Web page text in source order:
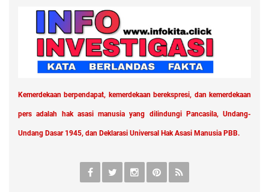
Kemerdekaan berpendapat, kemerdekaan berekspresi, dan kemerdekaan
pers adalah hak asasi manusia yang dilindungi Pancasila, Undang-
Undang Dasar 1945, dan Deklarasi Universal Hak Asasi Manusia PBB.